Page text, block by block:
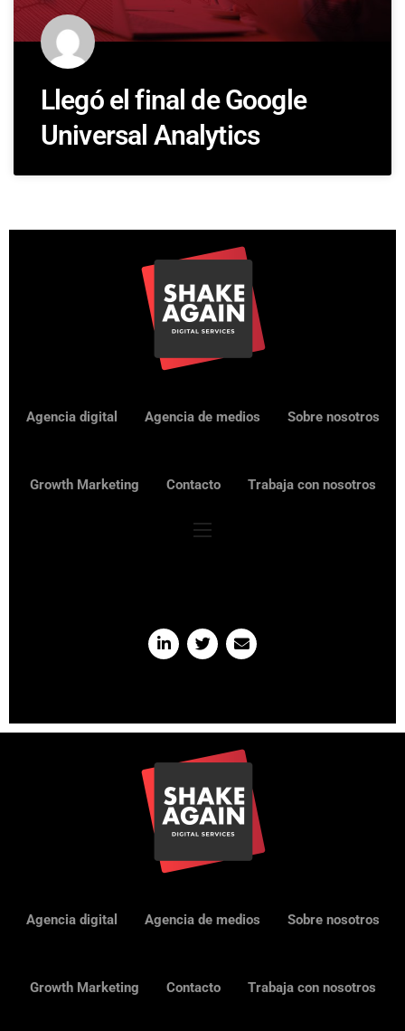
Llegó el final de Google
Universal Analytics
Agencia digital Agencia de medios Sobre nosotros
Growth Marketing Contacto Trabaja con nosotros
Agencia digital Agencia de medios Sobre nosotros
Growth Marketing Contacto Trabaja con nosotros